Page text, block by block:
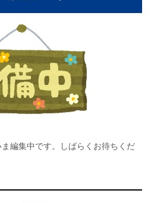
編集中です。しばらくお待ちくだ